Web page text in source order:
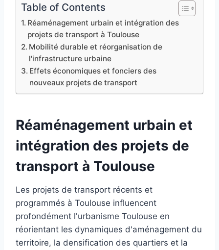
Table of Contents
Réaménagement urbain et intégration des
projets de transport à Toulouse
Mobilité durable et réorganisation de
l'infrastructure urbaine
Effets économiques et fonciers des
nouveaux projets de transport
Réaménagement urbain et
intégration des projets de
transport à Toulouse
Les projets de transport récents et
programmés à Toulouse influencent
profondément l'urbanisme Toulouse en
réorientant les dynamiques d'aménagement du
territoire, la densification des quartiers et la